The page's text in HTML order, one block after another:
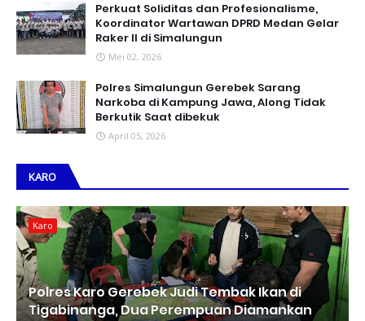
Perkuat Soliditas dan Profesionalisme,
Koordinator Wartawan DPRD Medan Gelar
Raker II di Simalungun
Mei 02, 2026
Polres Simalungun Gerebek Sarang
Narkoba di Kampung Jawa, Along Tidak
Berkutik Saat dibekuk
April 05, 2026
KARO
Karo
Polres Karo Gerebek Judi Tembak Ikan di
Tigabinanga, Dua Perempuan Diamankan